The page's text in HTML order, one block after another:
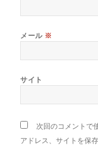
メール ※
サイト
次回のコメントで
アドレス、サイトを保存